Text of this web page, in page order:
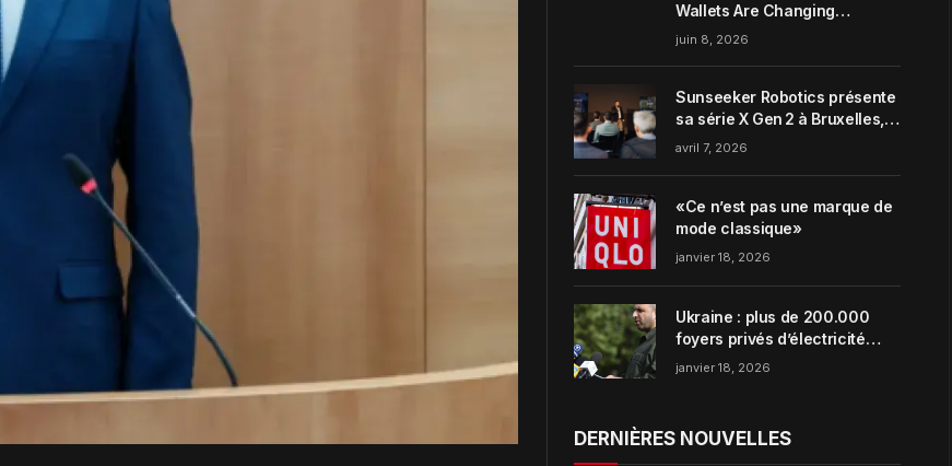
Wallets Are Changing
Everyday Money Habits in the
juin 8, 2026
Sunseeker Robotics présente
sa série X Gen 2 à Bruxelles,
incarnant parfaitement le
avril 7, 2026
«Ce n’est pas une marque de
mode classique»
janvier 18, 2026
Ukraine : plus de 200.000
foyers privés d’électricité
dans la région de Zaporijjia
janvier 18, 2026
DERNIÈRES NOUVELLES